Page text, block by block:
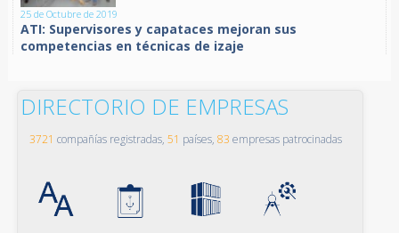
25 de Octubre de 2019
ATI: Supervisores y capataces mejoran sus
competencias en técnicas de izaje
DIRECTORIO DE EMPRESAS
3721 compañías registradas, 51 países, 83 empresas patrocinadas